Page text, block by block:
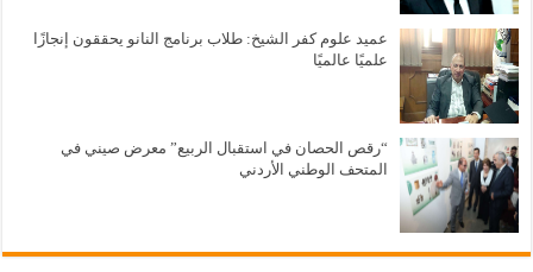
عميد علوم كفر الشيخ: طلاب برنامج النانو يحققون إنجازًا
علميًا عالميًا
“رقص الحصان في استقبال الربيع” معرض صيني في
المتحف الوطني الأردني